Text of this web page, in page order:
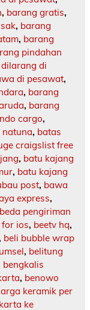
, barang gratis,
, barang
, barang
pindahan
di
di pesawat,
, barang
, barang
cargo,
natuna, batas
craigslist free
, batu kajang
, batu kajang
post, bawa
express,
beda pengiriman
for ios, beetv hq,
beli bubble wrap
, belitung
bengkalis
, benowo
keramik per
ke